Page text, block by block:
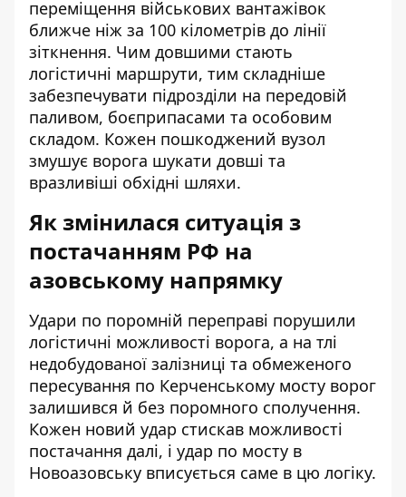
переміщення військових вантажівок
ближче ніж за 100 кілометрів до лінії
зіткнення. Чим довшими стають
логістичні маршрути, тим складніше
забезпечувати підрозділи на передовій
паливом, боєприпасами та особовим
складом. Кожен пошкоджений вузол
змушує ворога шукати довші та
вразливіші обхідні шляхи.
Як змінилася ситуація з
постачанням РФ на
азовському напрямку
Удари по поромній переправі порушили
логістичні можливості ворога, а на тлі
недобудованої залізниці та обмеженого
пересування по Керченському мосту ворог
залишився й без поромного сполучення.
Кожен новий удар стискав можливості
постачання далі, і удар по мосту в
Новоазовську вписується саме в цю логіку.